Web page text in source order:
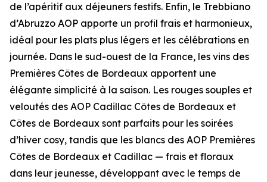
de l’apéritif aux déjeuners festifs. Enfin, le Trebbiano
d’Abruzzo AOP apporte un profil frais et harmonieux,
idéal pour les plats plus légers et les célébrations en
journée. Dans le sud-ouest de la France, les vins des
Premières Côtes de Bordeaux apportent une
élégante simplicité à la saison. Les rouges souples et
veloutés des AOP Cadillac Côtes de Bordeaux et
Côtes de Bordeaux sont parfaits pour les soirées
d’hiver cosy, tandis que les blancs des AOP Premières
Côtes de Bordeaux et Cadillac — frais et floraux
dans leur jeunesse, développant avec le temps de